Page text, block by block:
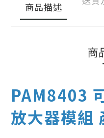
商品描述
商
PAM8403
放大器模組